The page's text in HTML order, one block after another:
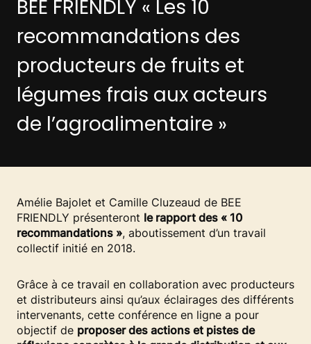
BEE FRIENDLY « Les 10
recommandations des
producteurs de fruits et
légumes frais aux acteurs
de l’agroalimentaire »
Amélie Bajolet et Camille Cluzeaud de BEE
FRIENDLY présenteront le rapport des « 10
recommandations », aboutissement d’un travail
collectif initié en 2018.
Grâce à ce travail en collaboration avec producteurs
et distributeurs ainsi qu’aux éclairages des différents
intervenants, cette conférence en ligne a pour
objectif de proposer des actions et pistes de